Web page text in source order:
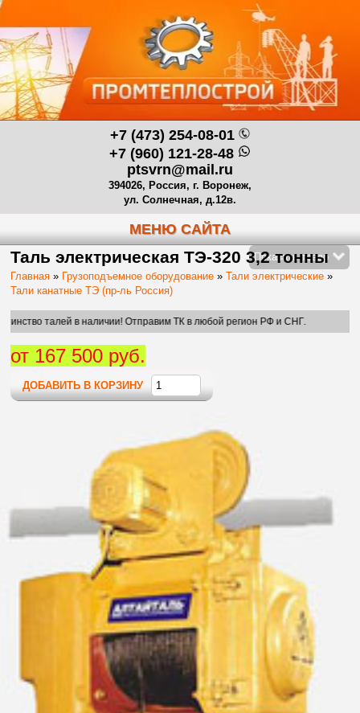
+7 (473) 254-08-01
+7 (960) 121-28-48
ptsvrn@mail.ru
394026, Россия, г. Воронеж,
ул. Солнечная, д.12в.
МЕНЮ САЙТА
Таль электрическая ТЭ-320 3,2 тонны
Показать товар
Главная » Грузоподъемное оборудование » Тали электрические »
Тали канатные ТЭ (пр-ль Россия)
в наличии! Отправим ТК в любой регион РФ и СНГ.
от 167 500 руб.
ДОБАВИТЬ В КОРЗИНУ